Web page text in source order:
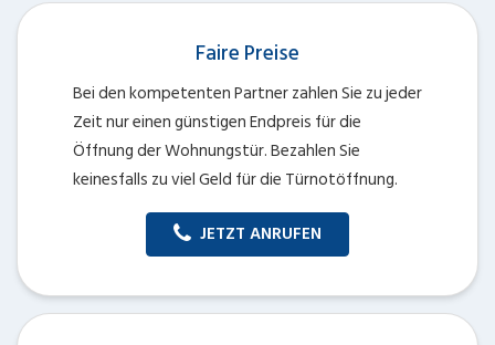
Faire Preise
Bei den kompetenten Partner zahlen Sie zu jeder
Zeit nur einen günstigen Endpreis für die
Öffnung der Wohnungstür. Bezahlen Sie
keinesfalls zu viel Geld für die Türnotöffnung.
JETZT ANRUFEN